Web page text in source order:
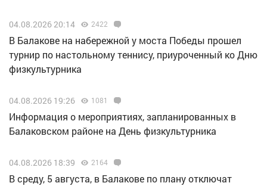
04.08.2026 20:14 2422
В Балакове на набережной у моста Победы прошел
турнир по настольному теннису, приуроченный ко Дню
физкультурника
04.08.2026 19:26 1081
Информация о мероприятиях, запланированных в
Балаковском районе на День физкультурника
04.08.2026 18:39 2164
В среду, 5 августа, в Балакове по плану отключат